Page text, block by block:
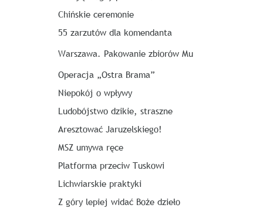
Chińskie ceremonie
55 zarzutów dla komendanta
Warszawa. Pakowanie zbiorów Mu
Operacja „Ostra Brama”
Niepokój o wpływy
Ludobójstwo dzikie, straszne
Aresztować Jaruzelskiego!
MSZ umywa ręce
Platforma przeciw Tuskowi
Lichwiarskie praktyki
Z góry lepiej widać Boże dzieło